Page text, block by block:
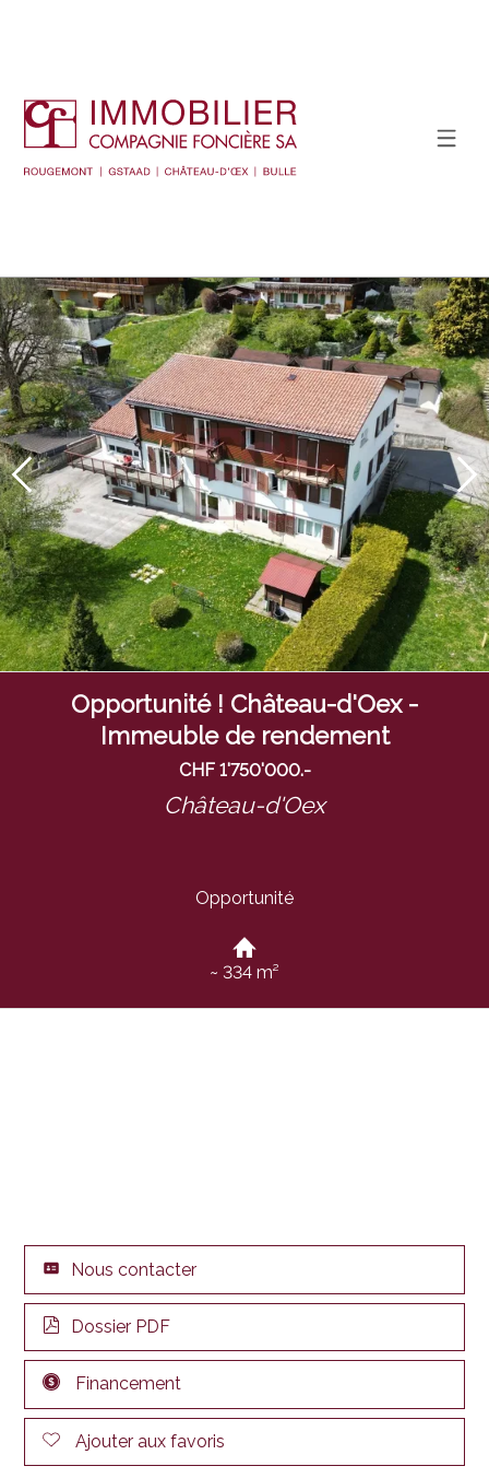
Opportunité ! Château-d'Oex -
Immeuble de rendement
CHF 1'750'000.-
Château-d'Oex
Opportunité
~ 334 m²
Nous contacter
Dossier PDF
Financement
Ajouter aux favoris